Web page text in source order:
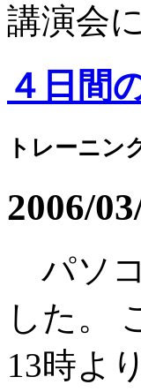
講演会
４日間
トレーニン
2006/
パソ
した。
13時よ